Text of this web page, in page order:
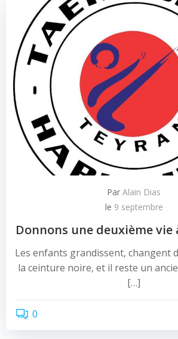
Par Alain Dias
le 9 septembre
Donnons une deuxième vie
Les enfants grandissent, changent
la ceinture noire, et il reste un
[…]
0